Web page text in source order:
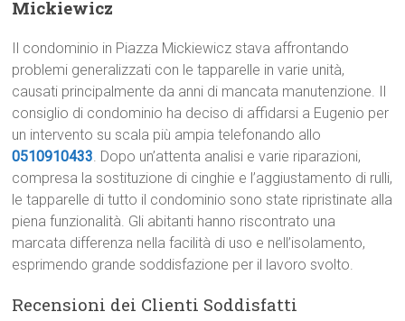
Mickiewicz
Il condominio in Piazza Mickiewicz stava affrontando
problemi generalizzati con le tapparelle in varie unità,
causati principalmente da anni di mancata manutenzione. Il
consiglio di condominio ha deciso di affidarsi a Eugenio per
un intervento su scala più ampia telefonando allo
0510910433. Dopo un’attenta analisi e varie riparazioni,
compresa la sostituzione di cinghie e l’aggiustamento di rulli,
le tapparelle di tutto il condominio sono state ripristinate alla
piena funzionalità. Gli abitanti hanno riscontrato una
marcata differenza nella facilità di uso e nell’isolamento,
esprimendo grande soddisfazione per il lavoro svolto.
Recensioni dei Clienti Soddisfatti